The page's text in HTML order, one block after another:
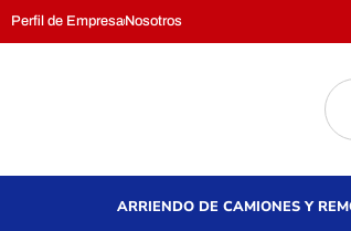
Perfil de EmpresaNosotros
ARRIENDO DE CAMIONES Y